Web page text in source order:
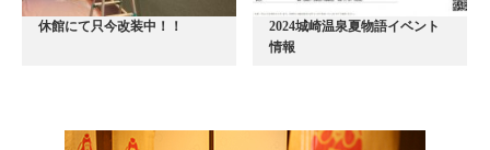
休館にて只今改装中！！
2024城崎温泉夏物語イベント
情報